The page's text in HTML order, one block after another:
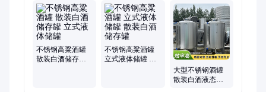
制条、条遍酒、粉碎机、定制条、裱糊瓶、散酒罐、酒推车、水
果酒、凉茬机、杨茬机、储酒罐、搅拌罐、运运罐、推酒车、原
桐木、冷却器、条编全、糊条编、原生态、包木制、酒容器
不锈钢高粱酒罐
散装白酒储存罐
不锈钢高粱酒罐
立式液体储罐 散
大型不锈钢酒罐
散装白酒液态储